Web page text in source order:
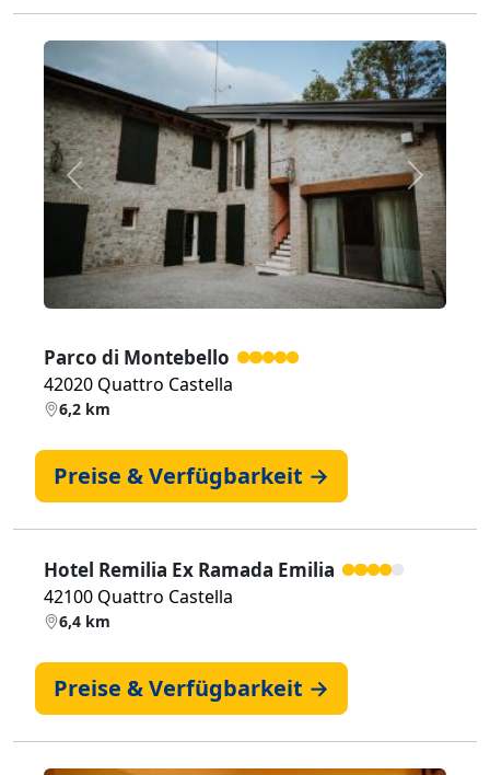
Zurück Weiter
Parco di Montebello
42020 Quattro Castella
6,2 km
Preise & Verfügbarkeit →
Hotel Remilia Ex Ramada Emilia
42100 Quattro Castella
6,4 km
Preise & Verfügbarkeit →